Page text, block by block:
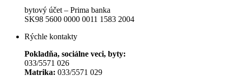
bytový účet – Prima banka
SK98 5600 0000 0011 1583 2004
Rýchle kontakty
Pokladňa, sociálne veci, byty:
033/5571 026
Matrika: 033/5571 029